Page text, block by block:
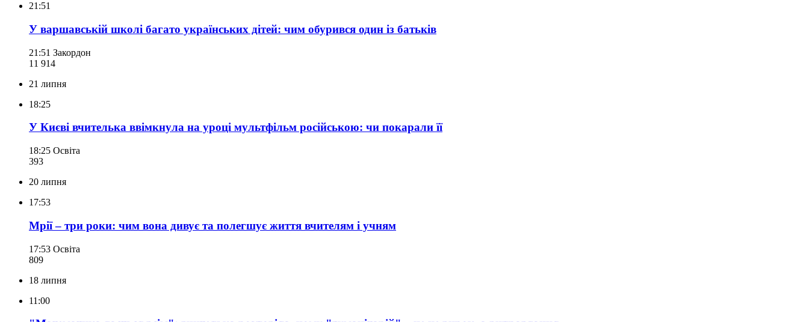
21:51
У варшавській школі багато українських дітей: чим обурився один із батьків
21:51 Закордон
11 914
21 липня
18:25
У Києві вчителька ввімкнула на уроці мультфільм російською: чи покарали її
18:25 Освіта
393
20 липня
17:53
Мрії – три роки: чим вона дивує та полегшує життя вчителям і учням
17:53 Освіта
809
18 липня
11:00